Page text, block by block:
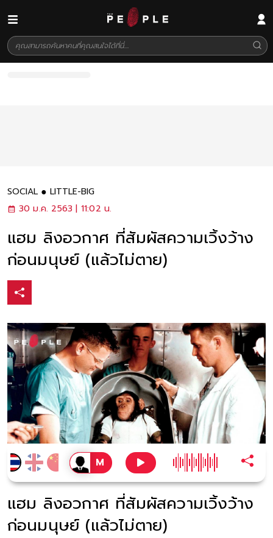
SOCIAL
LITTLE-BIG
30 ม.ค. 2563 | 11:02 น.
แฮม ลิงอวกาศ ที่สัมผัสความเวิ้งว้าง
ก่อนมนุษย์ (แล้วไม่ตาย)
แฮม ลิงอวกาศ ที่สัมผัสความเวิ้งว้าง
ก่อนมนุษย์ (แล้วไม่ตาย)